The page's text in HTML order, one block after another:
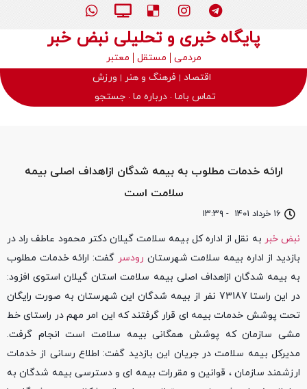
پایگاه خبری و تحلیلی نبض خبر
مردمی مستقل
معتبر
اقتصاد
فرهنگ و هنر
ورزش
تماس باما درباره ما جستجو
۱۶ خرداد ۱۴۰۱ - ۱۳:۳۹
ارائه خدمات مطلوب به بیمه شدگان ازاهداف اصلی بیمه
سلامت است
نبض خبر به نقل از اداره کل بیمه سلامت گیلان دکتر محمود عاطف راد در
بازدید از اداره بیمه سلامت شهرستان رودسر گفت: ارائه خدمات مطلوب
به بیمه شدگان ازاهداف اصلی بیمه سلامت استان گیلان استوی افزود:
در این راستا 73187 نفر از بیمه شدگان این شهرستان به صورت رایگان
تحت پوشش خدمات بیمه ای قرار گرفتند که این امر مهم در راستای خط
مشی سازمان که پوشش همگانی بیمه سلامت است انجام گرفت.
مدیرکل بیمه سلامت در جریان این بازدید گفت: اطلاع رسانی از خدمات
ارزشمند سازمان ، قوانین و مقررات بیمه ای و دسترسی بیمه شدگان به